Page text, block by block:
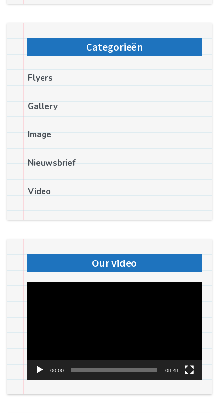
Categorieën
Flyers
Gallery
Image
Nieuwsbrief
Video
Our video
00:00 08:48